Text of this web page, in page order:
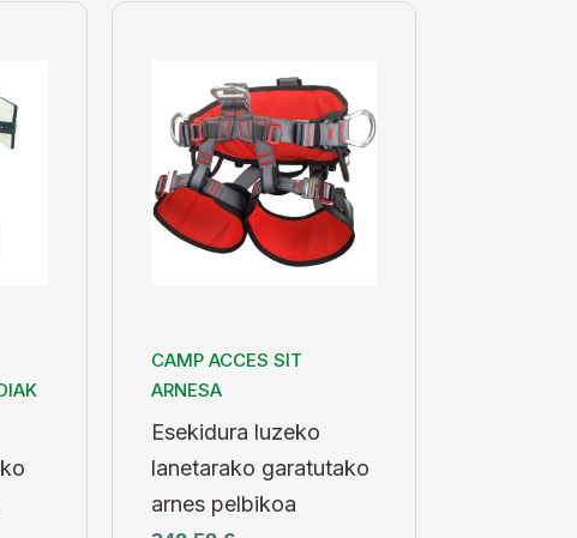
CAMP ACCES SIT
ARNESA
Esekidura luzeko
lanetarako garatutako
arnes pelbikoa